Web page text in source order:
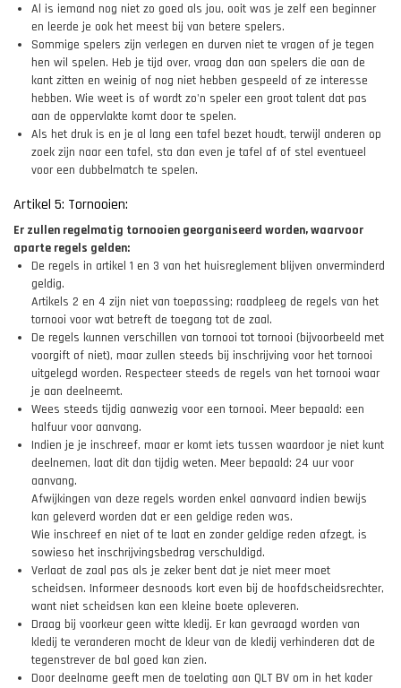
Al is iemand nog niet zo goed als jou, ooit was je zelf een beginner
en leerde je ook het meest bij van betere spelers.
Sommige spelers zijn verlegen en durven niet te vragen of je tegen
hen wil spelen. Heb je tijd over, vraag dan aan spelers die aan de
kant zitten en weinig of nog niet hebben gespeeld of ze interesse
hebben. Wie weet is of wordt zo'n speler een groot talent dat pas
aan de oppervlakte komt door te spelen.
Als het druk is en je al lang een tafel bezet houdt, terwijl anderen op
zoek zijn naar een tafel, sta dan even je tafel af of stel eventueel
voor een dubbelmatch te spelen.
Artikel 5: Tornooien:
Er zullen regelmatig tornooien georganiseerd worden, waarvoor
aparte regels gelden:
De regels in artikel 1 en 3 van het huisreglement blijven onverminderd
geldig.
Artikels 2 en 4 zijn niet van toepassing; raadpleeg de regels van het
tornooi voor wat betreft de toegang tot de zaal.
De regels kunnen verschillen van tornooi tot tornooi (bijvoorbeeld met
voorgift of niet), maar zullen steeds bij inschrijving voor het tornooi
uitgelegd worden. Respecteer steeds de regels van het tornooi waar
je aan deelneemt.
Wees steeds tijdig aanwezig voor een tornooi. Meer bepaald: een
halfuur voor aanvang.
Indien je je inschreef, maar er komt iets tussen waardoor je niet kunt
deelnemen, laat dit dan tijdig weten. Meer bepaald: 24 uur voor
aanvang.
Afwijkingen van deze regels worden enkel aanvaard indien bewijs
kan geleverd worden dat er een geldige reden was.
Wie inschreef en niet of te laat en zonder geldige reden afzegt, is
sowieso het inschrijvingsbedrag verschuldigd.
Verlaat de zaal pas als je zeker bent dat je niet meer moet
scheidsen. Informeer desnoods kort even bij de hoofdscheidsrechter,
want niet scheidsen kan een kleine boete opleveren.
Draag bij voorkeur geen witte kledij. Er kan gevraagd worden van
kledij te veranderen mocht de kleur van de kledij verhinderen dat de
tegenstrever de bal goed kan zien.
Door deelname geeft men de toelating aan QLT BV om in het kader